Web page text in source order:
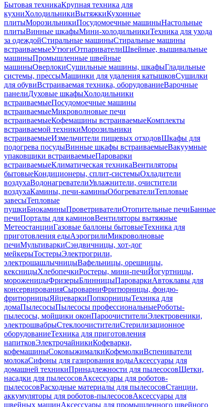
Бытовая техникаКрупная техника для
кухниХолодильникиВытяжкиКухонные
плитыМорозильникиПосудомоечные машиныНастольные
плитыВинные шкафыМини-холодильникиТехника для ухода
за одеждойСтиральные машиныСтиральные машины
встраиваемыеУтюгиОтпаривателиШвейные, вышивальные
машиныПромышленные швейные
машиныОверлокиСушильные машины, шкафыГладильные
системы, прессыМашинки для удаления катышковСушилки
для обувиВстраиваемая техника, оборудованиеВарочные
панелиДуховые шкафыХолодильники
встраиваемыеПосудомоечные машины
встраиваемыеМикроволновые печи
встраиваемыеКофемашины встраиваемыеКомплекты
встраиваемой техникиМорозильники
встраиваемыеИзмельчители пищевых отходовШкафы для
подогрева посудыВинные шкафы встраиваемыеВакуумные
упаковщики встраиваемыеПароварки
встраиваемыеКлиматическая техникаВентиляторы
бытовыеКондиционеры, сплит-системыОхладители
воздухаВодонагревателиУвлажнители, очистители
воздухаКамины, печи-каминыОбогревателиТепловые
завесыТепловые
пушкиБиокаминыПроветривателиОтопительные печиБанные
печиПорталы для каминовВентиляторы вытяжные
МетеостанцииГазовые баллоны бытовыеТехника для
приготовления едыАэрогрилиМикроволновые
печиМультиваркиСэндвичницы, хот-дог
мейкерыТостерыЭлектрогрили,
электрошашлычницыВафельницы, орешницы,
кексницыХлебопечкиРостеры, мини-печиЙогуртницы,
мороженицыФризерыБлинницыПароваркиАвтоклавы для
консервированияСыроварниФритюрницы, фондю-
фритюрницыЯйцеваркиПопкорницыТехника для
домаПылесосыПылесосы профессиональныеРоботы-
пылесосы, мойщики оконПароочистителиЭлектровеники,
электрошвабрыСтеклоочистителиСтерилизационное
оборудованиеТехника для приготовления
напитковЭлектрочайникиКофеварки,
кофемашиныСоковыжималкиКофемолкиВспениватели
молокаСифоны для газирования водыАксессуары для
домашней техникиПринадлежности для пылесосовЩетки,
насадки для пылесосовАксессуары для роботов-
пылесосовРасходные материалы для пылесосовСтанции,
аккумуляторы для роботов-пылесосовАксессуары для
швейных машинАксессуары для промышленного швейного